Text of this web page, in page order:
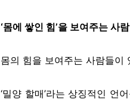
‘몸에 쌓인 힘’을 보여주는 사
몸의 힘을 보여주는 사람들이
‘밀양 할매’라는 상징적인 언